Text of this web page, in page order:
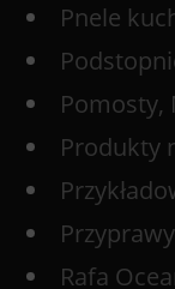
Pnele
Pomosty,
Produkty
Przyprawy
Rafa